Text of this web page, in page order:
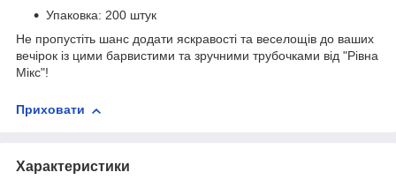
Упаковка: 200 штук
Не пропустіть шанс додати яскравості та веселощів до ваших
вечірок із цими барвистими та зручними трубочками від "Рівна
Мікс"!
Приховати
Характеристики